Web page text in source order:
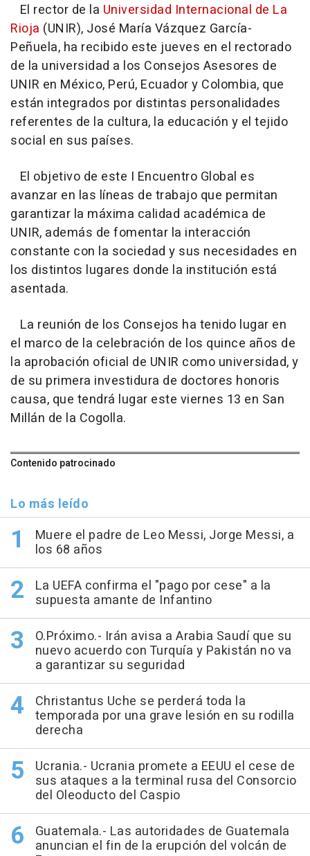
El rector de la Universidad Internacional de La
Rioja (UNIR), José María Vázquez García-
Peñuela, ha recibido este jueves en el rectorado
de la universidad a los Consejos Asesores de
UNIR en México, Perú, Ecuador y Colombia, que
están integrados por distintas personalidades
referentes de la cultura, la educación y el tejido
social en sus países.
El objetivo de este I Encuentro Global es
avanzar en las líneas de trabajo que permitan
garantizar la máxima calidad académica de
UNIR, además de fomentar la interacción
constante con la sociedad y sus necesidades en
los distintos lugares donde la institución está
asentada.
La reunión de los Consejos ha tenido lugar en
el marco de la celebración de los quince años de
la aprobación oficial de UNIR como universidad, y
de su primera investidura de doctores honoris
causa, que tendrá lugar este viernes 13 en San
Millán de la Cogolla.
Contenido patrocinado
Lo más leído
Muere el padre de Leo Messi, Jorge Messi, a
los 68 años
La UEFA confirma el "pago por cese" a la
supuesta amante de Infantino
O.Próximo.- Irán avisa a Arabia Saudí que su
nuevo acuerdo con Turquía y Pakistán no va
a garantizar su seguridad
Christantus Uche se perderá toda la
temporada por una grave lesión en su rodilla
derecha
Ucrania.- Ucrania promete a EEUU el cese de
sus ataques a la terminal rusa del Consorcio
del Oleoducto del Caspio
Guatemala.- Las autoridades de Guatemala
anuncian el fin de la erupción del volcán de